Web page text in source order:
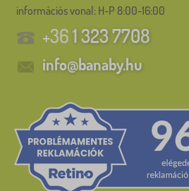
információs vonal: H-P 8:00-16:00
+361 323 7708
info@banaby.hu